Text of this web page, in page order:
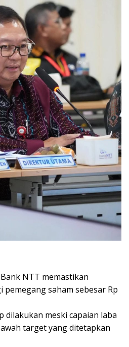
NTT memastikan
pemegang saham sebesar Rp
dilakukan meski capaian laba
target yang ditetapkan